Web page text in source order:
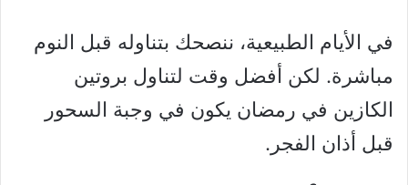
في الأيام الطبيعية، ننصحك بتناوله قبل النوم
مباشرة. لكن أفضل وقت لتناول بروتين
الكازين في رمضان يكون في وجبة السحور
قبل أذان الفجر.